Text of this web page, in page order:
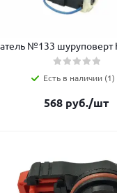
№133 шуруповерт
Есть в наличии (1)
568руб./шт